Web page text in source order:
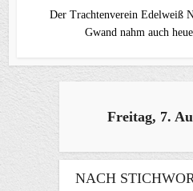
Der Trachtenverein Edelweiß
Gwand nahm auch
Freitag, 7.
NACH